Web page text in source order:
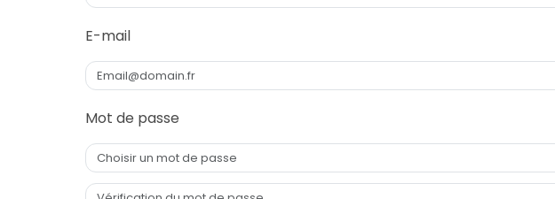
E-mail
Mot de passe